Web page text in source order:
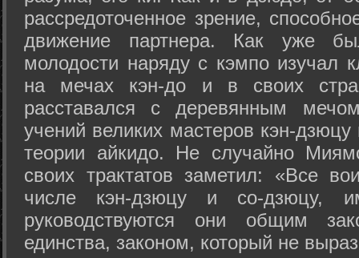
рассредоточенное зрение,
движение партнера. Как уже
молодости наряду с кэмпо изучал
на мечах кэн-до и в своих
расставался с деревянным
учений великих мастеров кэн-
теории айкидо. Не случайно
своих трактатов заметил: «Все
числе кэн-дзюцу и со-дзюцу,
руководствуются они общим
единства, законом, который не